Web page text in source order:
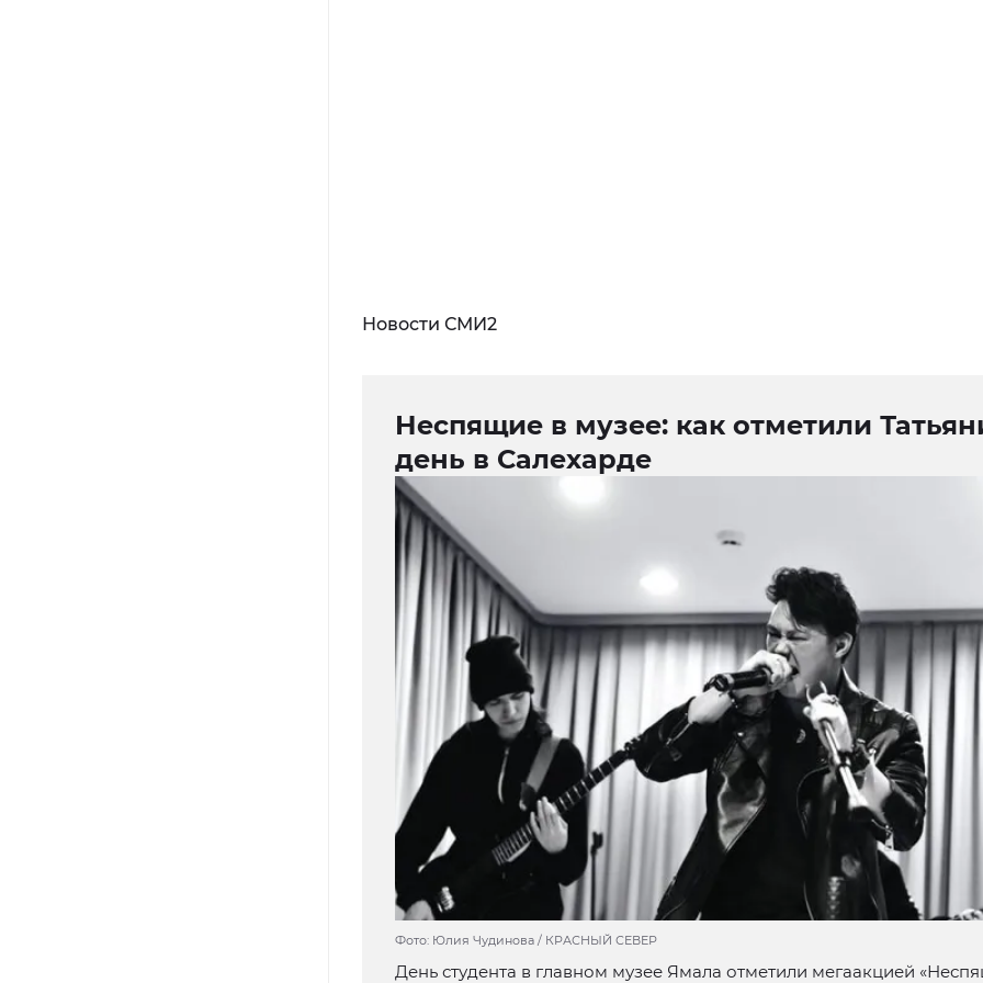
Новости СМИ2
Неспящие в музее: как отметили
день в Салехарде
Фото: Юлия Чудинова / КРАСНЫЙ СЕВЕР
День студента в главном музее Ямала отметили мегаакцией